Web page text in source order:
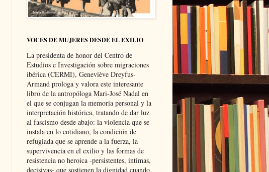
VOCES DE MUJERES DESDE EL EXILIO
La presidenta de honor del Centro de
Estudios e Investigación sobre migraciones
ibérica (CERMI), Geneviève Dreyfus-
Armand prologa y valora este interesante
libro de la antropóloga Mari-José Nadal en
el que se conjugan la memoria personal y la
interpretación histórica, tratando de dar luz
al fascismo desde abajo: la violencia que se
instala en lo cotidiano, la condición de
refugiada que se aprende a la fuerza, la
supervivencia en el exilio y las formas de
resistencia no heroica -persistentes, intimas,
decisivas- que sostienen la dignidad cuando